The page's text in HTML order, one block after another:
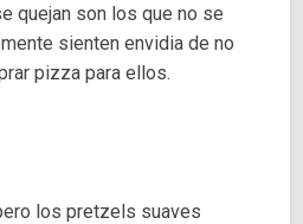
quejan son los que no se
sienten envidia de no
pizza para ellos.
los pretzels suaves